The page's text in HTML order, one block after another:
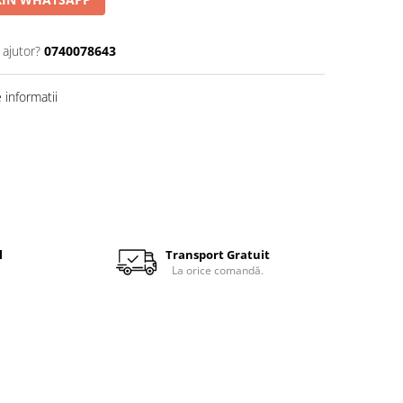
0740078643
informatii
Transport Gratuit
La orice comandă.